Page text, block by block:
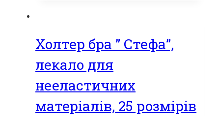
Холтер бра ” Стефа”,
лекало для
нееластичних
матеріалів, 25 розмірів